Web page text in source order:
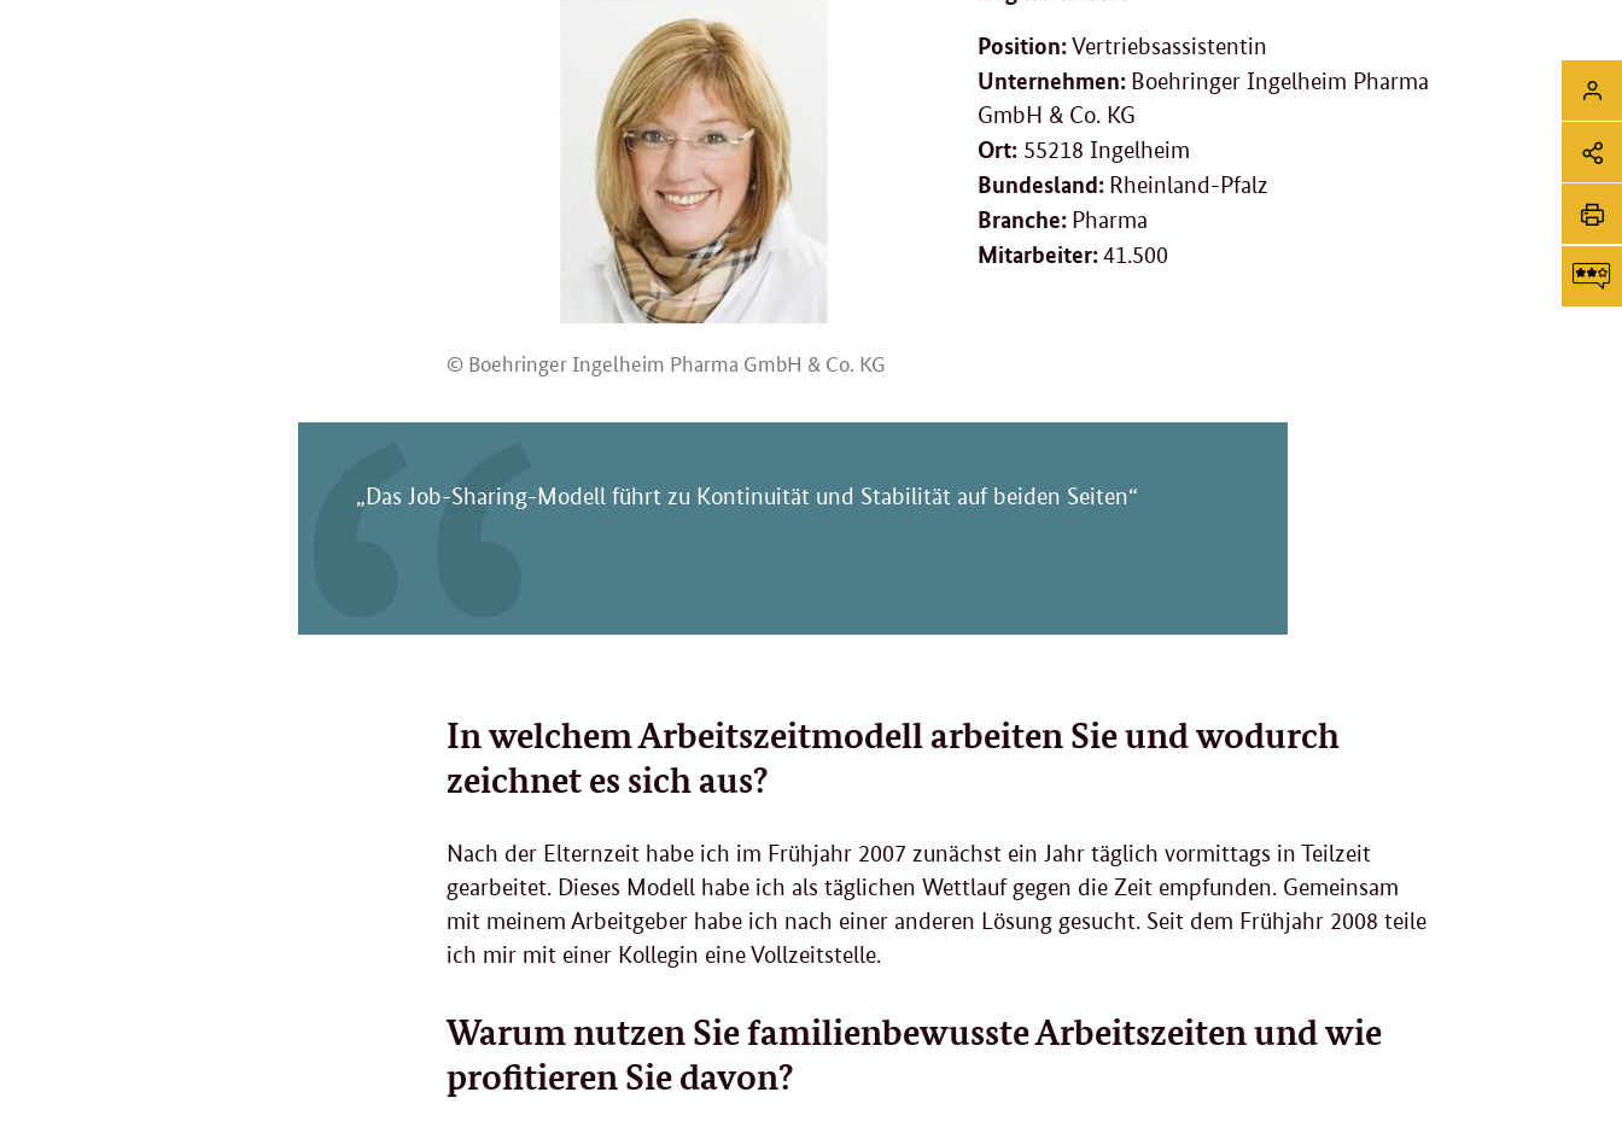
© Boehringer Ingelheim Pharma GmbH & Co. KG
Position:Vertriebsassistentin
Unternehmen: Boehringer Ingelheim Pharma
GmbH & Co. KG
Ort: 55218 Ingelheim
Bundesland: Rheinland-Pfalz
Branche: Pharma
Mitarbeiter:41.500
„Das Job-Sharing-Modell führt zu Kontinuität und Stabilität auf beiden Seiten“
In welchem Arbeitszeitmodell arbeiten Sie und wodurch
zeichnet es sich aus?
Nach der Elternzeit habe ich im Frühjahr 2007 zunächst ein Jahr täglich vormittags in Teilzeit
gearbeitet. Dieses Modell habe ich als täglichen Wettlauf gegen die Zeit empfunden. Gemeinsam
mit meinem Arbeitgeber habe ich nach einer anderen Lösung gesucht. Seit dem Frühjahr 2008 teile
ich mir mit einer Kollegin eine Vollzeitstelle.
Warum nutzen Sie familienbewusste Arbeitszeiten und wie
profitieren Sie davon?
Login